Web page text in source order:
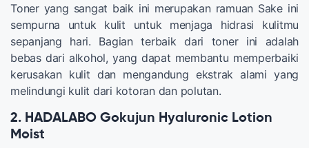
Toner yang sangat baik ini merupakan ramuan Sake ini
sempurna untuk kulit untuk menjaga hidrasi kulitmu
sepanjang hari. Bagian terbaik dari toner ini adalah
bebas dari alkohol, yang dapat membantu memperbaiki
kerusakan kulit dan mengandung ekstrak alami yang
melindungi kulit dari kotoran dan polutan.
2. HADALABO Gokujun Hyaluronic Lotion
Moist